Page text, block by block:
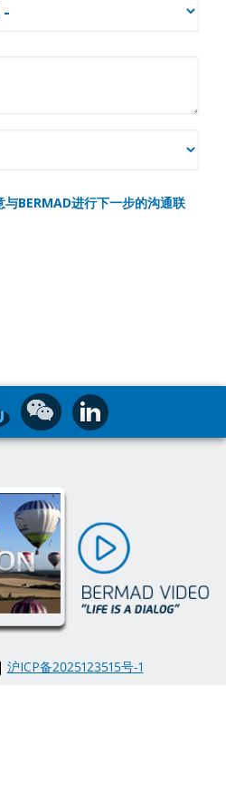
与BERMAD进行下一步的沟通联
| 沪ICP备2025123515号-1